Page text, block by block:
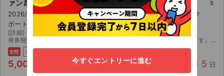
ァン感謝祭～
2026/08/15(土) 14:00 愛知 COMTEC PORTBASE（コムテック
ボートベイス）
[詳細] 一階 14〜17列 7〜12番
発券開始日になりましたらセブンでの発券番号を送らせていただきます。 公演中止のみ返金対応致します。 紙チケット発券後、受け取り評価よろしくお願いします。
女性 コンビニ
5,000 2 件 残り 5 日
5
今すぐエントリーに進む